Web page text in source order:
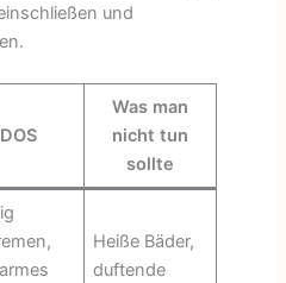
und
DOS
Was man
nicht tun
sollte
Heiße Bäder,
duftende